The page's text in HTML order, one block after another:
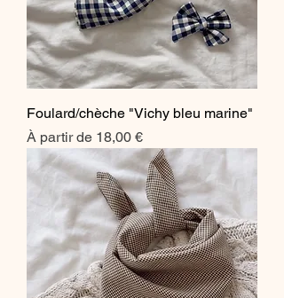
Foulard/chèche "Vichy bleu marine"
À partir de 18,00 €
Prix promotionnel